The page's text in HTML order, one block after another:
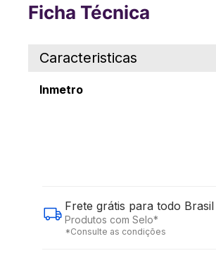
Ficha Técnica
Caracteristicas
Inmetro
Frete grátis para todo Brasil
Produtos com Selo*
*Consulte as condições